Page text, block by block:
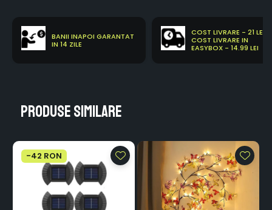
BANII INAPOI GARANTAT
IN 14 ZILE
COST LIVRARE - 21 LEI
COST LIVRARE IN
EASYBOX - 14.99 LEI
Produse similare
-42 RON